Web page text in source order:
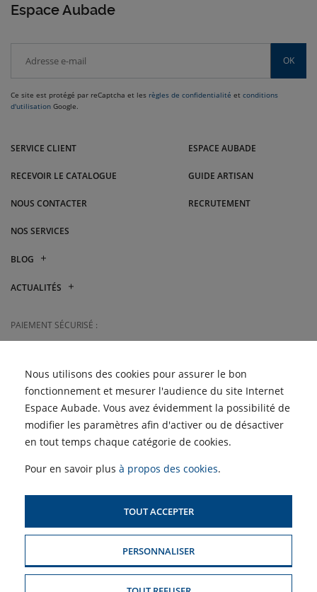
Espace Aubade
OK
Ce site est protégé par reCaptcha et les règles de confidentialité et conditions
d'utilisation Google.
Auxerre, Dijon, Champagnole, Chaumont, Beaune et bien d'autres villes.
SERVICE CLIENT
RECEVOIR LE CATALOGUE
NOUS CONTACTER
NOS SERVICES
BLOG
Mitsubishi Electric vs
Atlantic : quelle marque de
Quelle climatisation choisir
pour son logement ?
ACTUALITÉS
et du Carrelage sont de
retour !
Pagot-Savoie
ESPACE AUBADE
GUIDE ARTISAN
RECRUTEMENT
PAIEMENT SÉCURISÉ :
ACCÈS PROFESSIONNELS :
SIMULATEUR D'AIDES
MENTIONS LÉGALES & CONDITIONS GÉNÉRALES DE VENTE
POLITIQUE DE CONFIDENTIALITÉ
Nous utilisons des cookies pour assurer le bon
fonctionnement et mesurer l'audience du site Internet
Espace Aubade. Vous avez évidemment la possibilité de
modifier les paramètres afin d'activer ou de désactiver
en tout temps chaque catégorie de cookies.
Pour en savoir plus à propos des cookies.
TOUT ACCEPTER
PERSONNALISER